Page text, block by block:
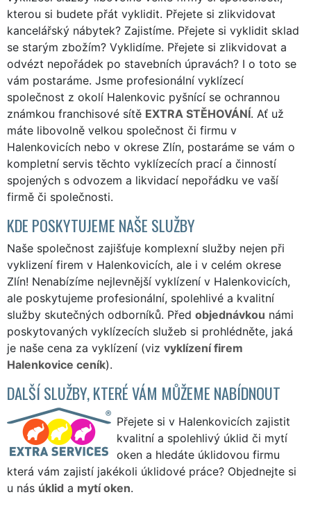
kterou si budete přát vyklidit. Přejete si zlikvidovat
kancelářský nábytek? Zajistíme. Přejete si vyklidit sklad
se starým zbožím? Vyklidíme. Přejete si zlikvidovat a
odvézt nepořádek po stavebních úpravách? I o toto se
vám postaráme. Jsme profesionální vyklízecí
společnost z okolí Halenkovic pyšnící se ochrannou
známkou franchisové sítě EXTRA STĚHOVÁNÍ. Ať už
máte libovolně velkou společnost či firmu v
Halenkovicích nebo v okrese Zlín, postaráme se vám o
kompletní servis těchto vyklízecích prací a činností
spojených s odvozem a likvidací nepořádku ve vaší
firmě či společnosti.
KDE POSKYTUJEME NAŠE SLUŽBY
Naše společnost zajišťuje komplexní služby nejen při
vyklizení firem v Halenkovicích, ale i v celém okrese
Zlín! Nenabízíme nejlevnější vyklízení v Halenkovicích,
ale poskytujeme profesionální, spolehlivé a kvalitní
služby skutečných odborníků. Před objednávkou námi
poskytovaných vyklízecích služeb si prohlédněte, jaká
je naše cena za vyklízení (viz vyklízení firem
Halenkovice ceník).
DALŠÍ SLUŽBY, KTERÉ VÁM MŮŽEME NABÍDNOUT
Přejete si v Halenkovicích zajistit
kvalitní a spolehlivý úklid či mytí
oken a hledáte úklidovou firmu
která vám zajistí jakékoli úklidové práce? Objednejte si
u nás úklid a mytí oken.